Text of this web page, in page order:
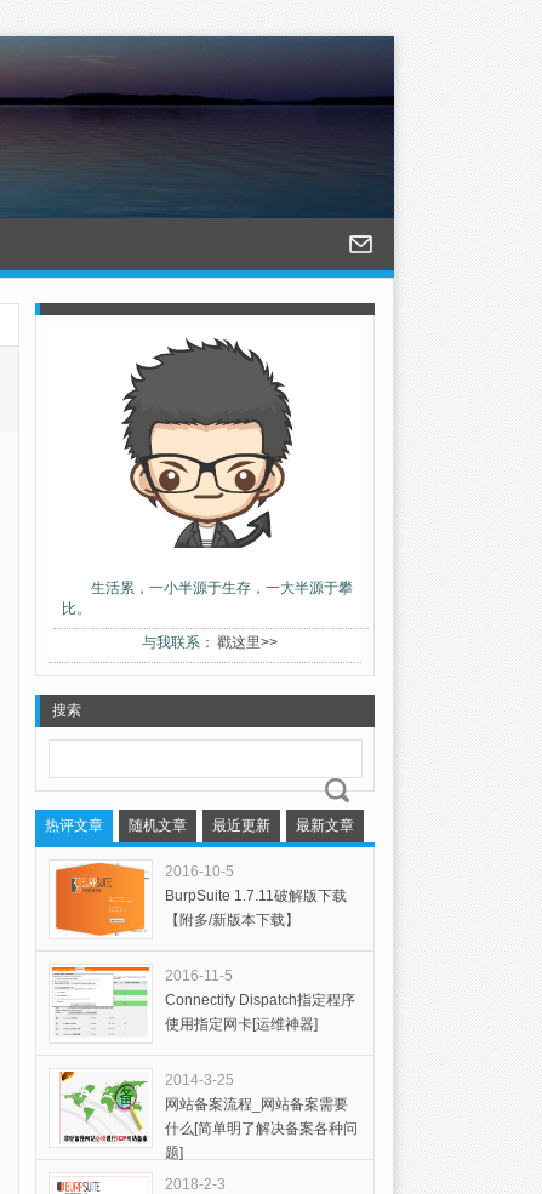
生活累，一小半源于生存，一大半源于攀
比。
与我联系： 戳这里>>
搜索
热评文章 随机文章 最近更新 最新文章
2016-10-5
BurpSuite 1.7.11破解版下载
【附多/新版本下载】
2016-11-5
Connectify Dispatch指定程序
使用指定网卡[运维神器]
2014-3-25
网站备案流程_网站备案需要
什么[简单明了解决备案各种问
题]
2018-2-3